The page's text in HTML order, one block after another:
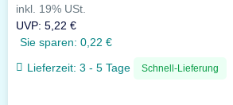
inkl. 19% USt.
UVP: 5,22 €
Sie sparen: 0,22 €
Lieferzeit: 3 - 5 Tage Schnell-Lieferung